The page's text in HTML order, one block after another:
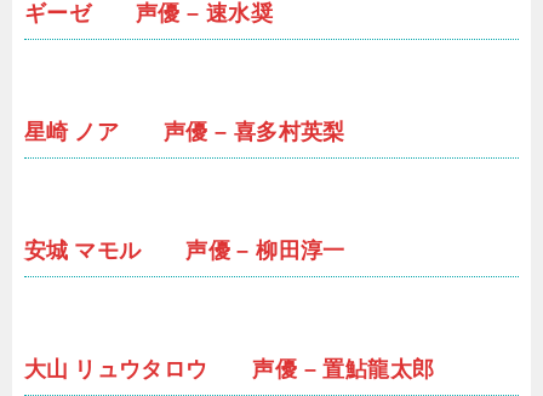
ギーゼ 声優 – 速水奨
星崎 ノア 声優 – 喜多村英梨
安城 マモル 声優 – 柳田淳一
大山 リュウタロウ 声優 – 置鮎龍太郎